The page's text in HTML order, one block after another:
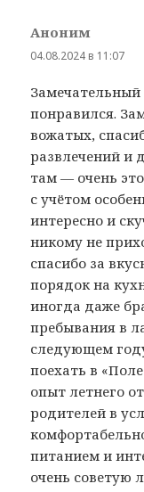
Аноним
04.08.2024 в 11:07
Замечательный
понравился.
вожатых,
развлечений и
там — очень
с учётом
интересно и
никому не
спасибо за
порядок на
иногда даже
пребывания в
следующем
поехать в
опыт летнего
родителей в
питанием и
очень советую